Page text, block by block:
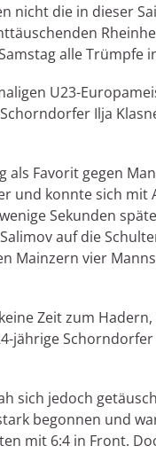
nicht die in dieser
alle Trümpfe
U23-
Ilja
Favorit gegen
und konnte sich mit
Sekunden
auf die
Mainzern vier
Zeit zum
jährige
sich jedoch
begonnen und
mit 6:4 in Front.